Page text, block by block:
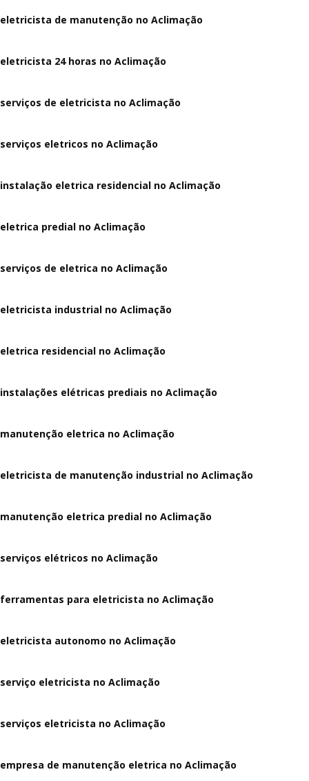
eletricista de manutenção no Aclimação
eletricista 24 horas no Aclimação
serviços de eletricista no Aclimação
serviços eletricos no Aclimação
instalação eletrica residencial no Aclimação
eletrica predial no Aclimação
serviços de eletrica no Aclimação
eletricista industrial no Aclimação
eletrica residencial no Aclimação
instalações elétricas prediais no Aclimação
manutenção eletrica no Aclimação
eletricista de manutenção industrial no Aclimação
manutenção eletrica predial no Aclimação
serviços elétricos no Aclimação
ferramentas para eletricista no Aclimação
eletricista autonomo no Aclimação
serviço eletricista no Aclimação
serviços eletricista no Aclimação
empresa de manutenção eletrica no Aclimação